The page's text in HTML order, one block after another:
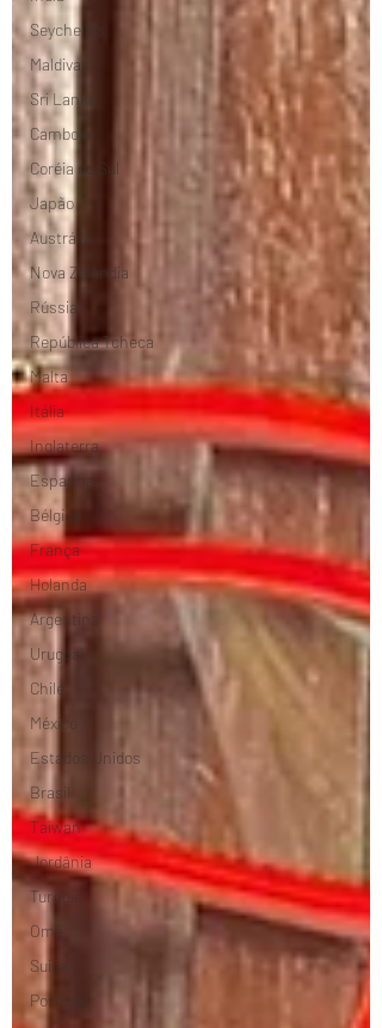
Seychelles
Maldivas
Sri Lanka
Camboja
Coréia do Sul
Japão
Austrália
Nova Zelândia
Rússia
República Tcheca
Malta
Itália
Inglaterra
Espanha
Bélgica
França
Holanda
Argentina
Uruguai
Chile
México
Estados Unidos
Brasil
Taiwan
Jordânia
Turquia
Omã
Suiça
Portugal